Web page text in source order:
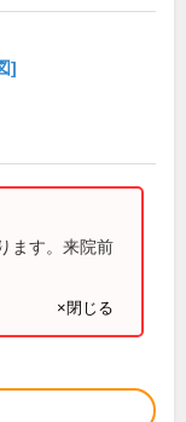
]
ます。来院前
×閉じる